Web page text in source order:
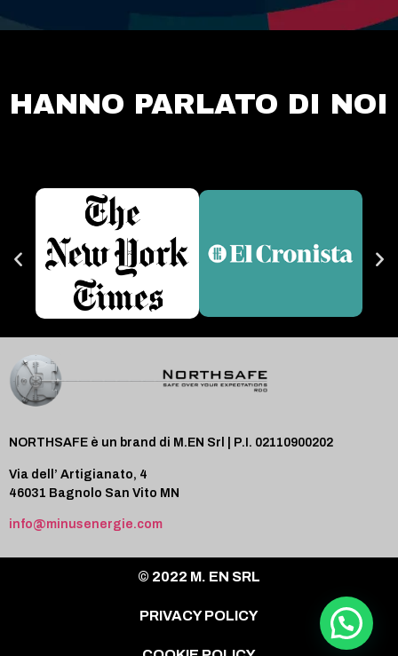
HANNO PARLATO DI NOI
NORTHSAFE è un brand di M.EN Srl | P.I. 02110900202
Via dell’ Artigianato, 4
46031 Bagnolo San Vito MN
info@minusenergie.com
© 2022 M. EN SRL
PRIVACY POLICY